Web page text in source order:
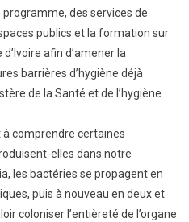
des services de
publics et la formation sur
afin d’amener la
barrières d’hygiène déjà
de la Santé et de l’hygiène
comprendre certaines
elles dans notre
les bactéries se propagent en
puis à nouveau en deux et
coloniser l’entièreté de l’organe